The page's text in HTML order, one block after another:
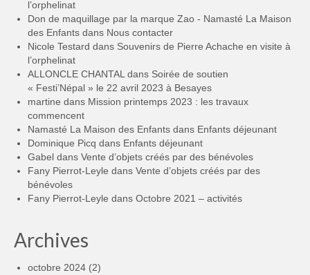
l’orphelinat
Don de maquillage par la marque Zao - Namasté La Maison
des Enfants dans Nous contacter
Nicole Testard dans Souvenirs de Pierre Achache en visite à
l’orphelinat
ALLONCLE CHANTAL dans Soirée de soutien
« Festi’Népal » le 22 avril 2023 à Besayes
martine dans Mission printemps 2023 : les travaux
commencent
Namasté La Maison des Enfants dans Enfants déjeunant
Dominique Picq dans Enfants déjeunant
Gabel dans Vente d’objets créés par des bénévoles
Fany Pierrot-Leyle dans Vente d’objets créés par des
bénévoles
Fany Pierrot-Leyle dans Octobre 2021 – activités
Archives
octobre 2024 (2)